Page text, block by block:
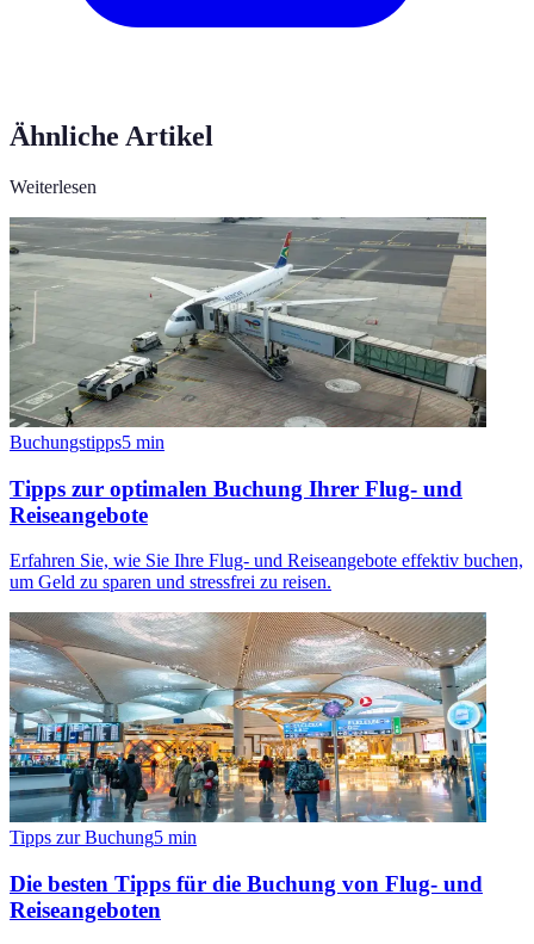
Ähnliche Artikel
Weiterlesen
Buchungstipps5 min
Tipps zur optimalen Buchung Ihrer Flug- und
Reiseangebote
Erfahren Sie, wie Sie Ihre Flug- und Reiseangebote effektiv buchen,
um Geld zu sparen und stressfrei zu reisen.
Tipps zur Buchung5 min
Die besten Tipps für die Buchung von Flug- und
Reiseangeboten